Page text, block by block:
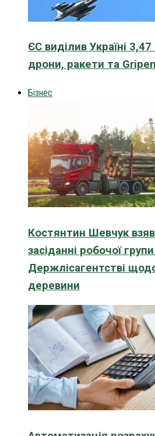
ЄС виділив Україні
дрони, ракети та Gripen
Бізнес
Костянтин Шевчук
засіданні робочої
Держлісагентстві
деревини